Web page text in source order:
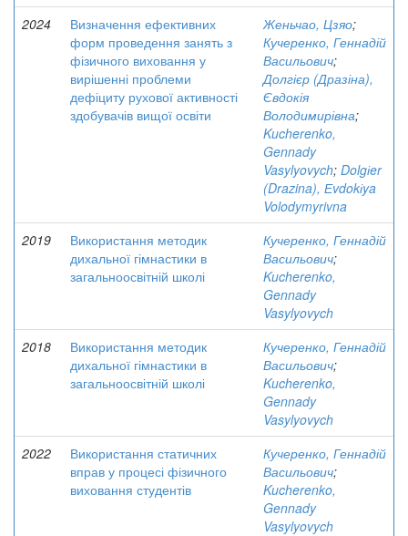
2024
Визначення ефективних
форм проведення занять з
фізичного виховання у
вирішенні проблеми
дефіциту рухової активності
здобувачів вищої освіти
Женьчао, Цзяо;
Кучеренко, Геннадій
Васильович;
Долгієр (Дразіна),
Євдокія
Володимирівна;
Kucherenko,
Gennady
Vasylyovych; Dolgіer
(Drazina), Еvdokіya
Volodymyrivna
2019
Використання методик
дихальної гімнастики в
загальноосвітній школі
Кучеренко, Геннадій
Васильович;
Kucherenko,
Gennady
Vasylyovych
2018
Використання методик
дихальної гімнастики в
загальноосвітній школі
Кучеренко, Геннадій
Васильович;
Kucherenko,
Gennady
Vasylyovych
2022
Використання статичних
вправ у процесі фізичного
виховання студентів
Кучеренко, Геннадій
Васильович;
Kucherenko,
Gennady
Vasylyovych